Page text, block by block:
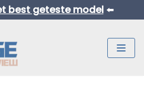
best geteste model ⬅️